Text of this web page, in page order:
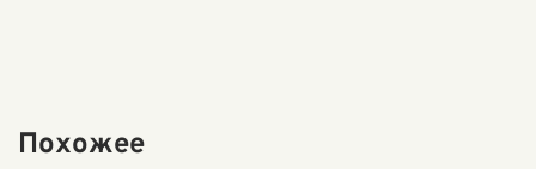
Похожее